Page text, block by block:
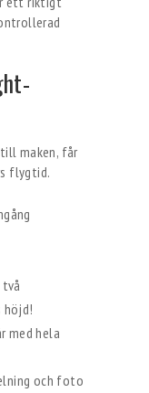
maken, får
flygtid.
höjd!
med hela
och foto